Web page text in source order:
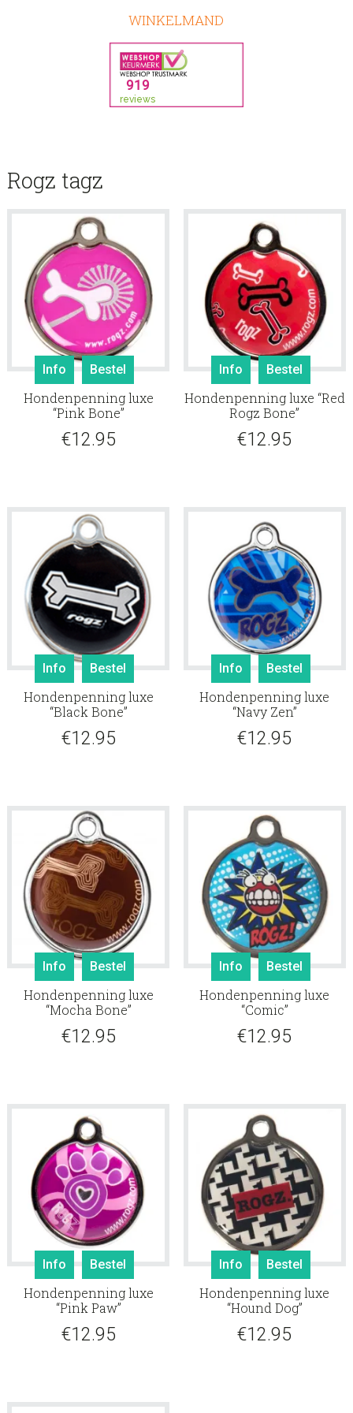
WINKELMAND
Rogz tagz
Info Bestel
Hondenpenning luxe
“Pink Bone”
€12.95
Info Bestel
Hondenpenning luxe “Red
Rogz Bone”
€12.95
Info Bestel
Hondenpenning luxe
“Black Bone”
€12.95
Info Bestel
Hondenpenning luxe
“Navy Zen”
€12.95
Info Bestel
Hondenpenning luxe
“Mocha Bone”
€12.95
Info Bestel
Hondenpenning luxe
“Comic”
€12.95
Info Bestel
Hondenpenning luxe
“Pink Paw”
€12.95
Info Bestel
Hondenpenning luxe
“Hound Dog”
€12.95